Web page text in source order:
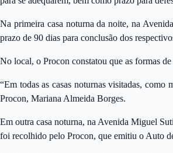
Na primeira casa noturna da noite, na
prazo de 90 dias para conclusão dos
No local, o Procon constatou que as formas
“Em todas as casas noturnas visitadas,
Procon, Mariana Almeida Borges.
Em outra casa noturna, na Avenida Miguel
foi recolhido pelo Procon, que emitiu o Auto